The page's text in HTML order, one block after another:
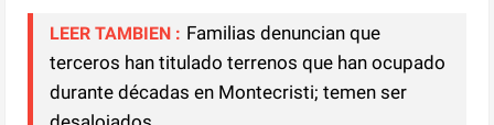
LEER TAMBIEN : Familias denuncian que
terceros han titulado terrenos que han ocupado
durante décadas en Montecristi; temen ser